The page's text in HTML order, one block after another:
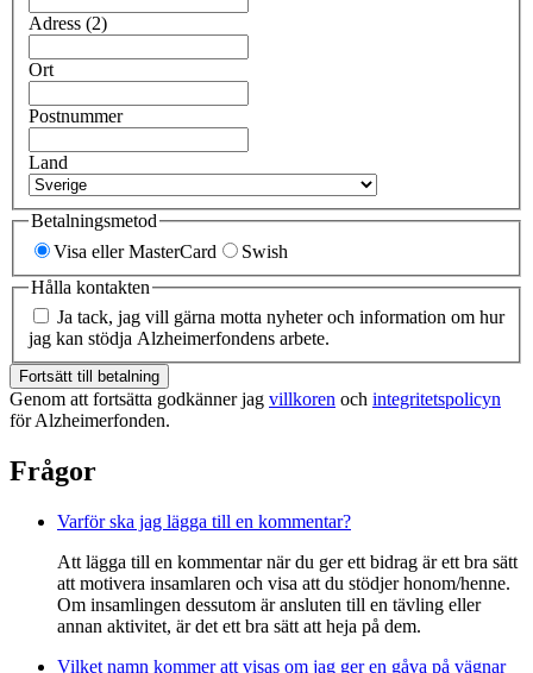
Adress (2)
Ort
Postnummer
Land
Betalningsmetod
Visa eller MasterCard
Swish
Hålla kontakten
Ja tack, jag vill gärna motta nyheter och information om hur
jag kan stödja Alzheimerfondens arbete.
Fortsätt till betalning
Genom att fortsätta godkänner jag villkoren och integritetspolicyn
för Alzheimerfonden.
Frågor
Varför ska jag lägga till en kommentar?
Att lägga till en kommentar när du ger ett bidrag är ett bra sätt
att motivera insamlaren och visa att du stödjer honom/henne.
Om insamlingen dessutom är ansluten till en tävling eller
annan aktivitet, är det ett bra sätt att heja på dem.
Vilket namn kommer att visas om jag ger en gåva på vägnar